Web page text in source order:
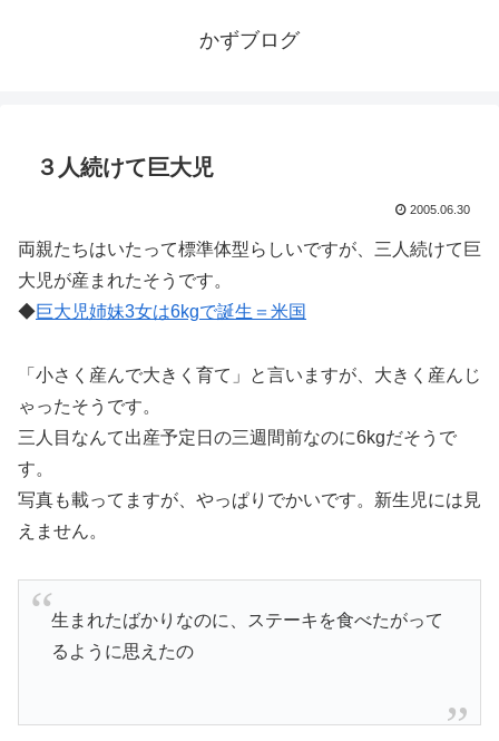
かずブログ
３人続けて巨大児
2005.06.30
両親たちはいたって標準体型らしいですが、三人続けて巨
大児が産まれたそうです。
◆巨大児姉妹3女は6kgで誕生＝米国
「小さく産んで大きく育て」と言いますが、大きく産んじ
ゃったそうです。
三人目なんて出産予定日の三週間前なのに6kgだそうで
す。
写真も載ってますが、やっぱりでかいです。新生児には見
えません。
生まれたばかりなのに、ステーキを食べたがって
るように思えたの